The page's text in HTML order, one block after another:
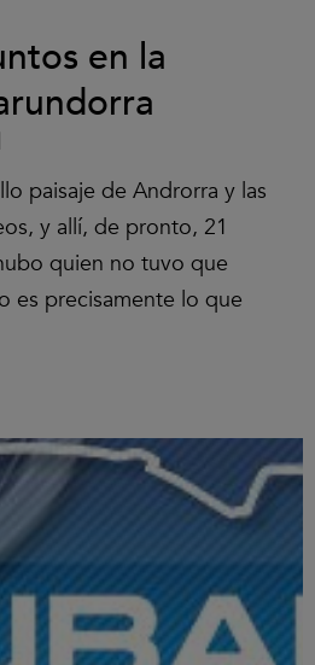
en la
paisaje de Androrra y las
y allí, de pronto, 21
quien no tuvo que
es precisamente lo que